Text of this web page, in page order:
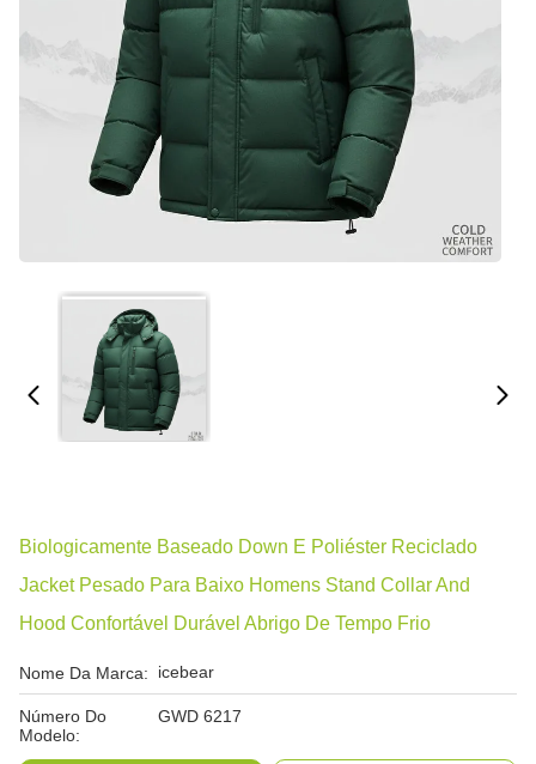
Biologicamente Baseado Down E Poliéster Reciclado
Jacket Pesado Para Baixo Homens Stand Collar And
Hood Confortável Durável Abrigo De Tempo Frio
Nome Da Marca: icebear
Número Do
Modelo:
GWD 6217